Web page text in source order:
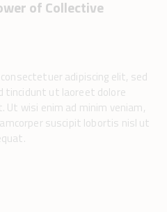
of Collective
adipiscing elit, sed
tincidunt ut laoreet dolore
wisi enim ad minim veniam,
suscipit lobortis nisl ut